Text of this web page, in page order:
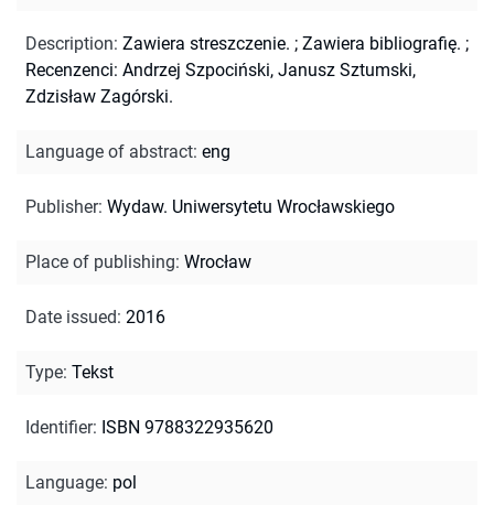
Description: Zawiera streszczenie. ; Zawiera bibliografię. ;
Recenzenci: Andrzej Szpociński, Janusz Sztumski,
Zdzisław Zagórski.
Language of abstract: eng
Publisher: Wydaw. Uniwersytetu Wrocławskiego
Place of publishing: Wrocław
Date issued: 2016
Type: Tekst
Identifier: ISBN 9788322935620
Language: pol